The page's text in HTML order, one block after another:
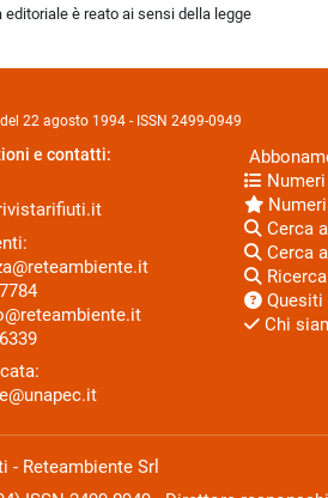
è reato ai sensi della legge
22 agosto 1994 - ISSN 2499-0949
e contatti:
Cerca
Cerca
Chi
Reteambiente Srl